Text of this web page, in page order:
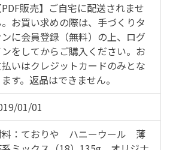
PDF販売】ご自宅に配送されませ
お買い求めの際は、手づくりタ
ンに会員登録（無料）の上、ログ
をしてからご購入ください。お
いはクレジットカードのみとな
ます。返品はできません。
01/01
料：ておりや ハニーウール 薄